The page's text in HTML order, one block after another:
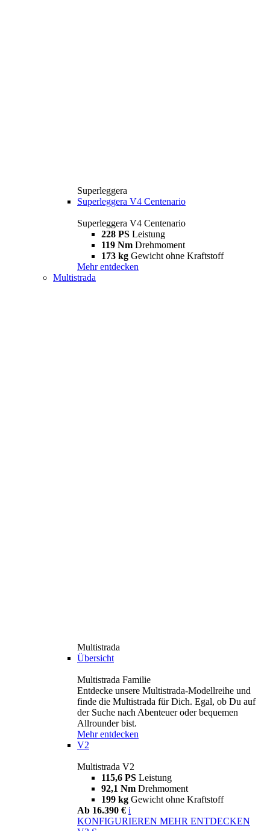
Superleggera
Superleggera V4 Centenario
Superleggera V4 Centenario
228 PS Leistung
119 Nm Drehmoment
173 kg Gewicht ohne Kraftstoff
Mehr entdecken
Multistrada
Multistrada
Übersicht
Multistrada Familie
Entdecke unsere Multistrada-Modellreihe und
finde die Multistrada für Dich. Egal, ob Du auf
der Suche nach Abenteuer oder bequemen
Allrounder bist.
Mehr entdecken
V2
Multistrada V2
115,6 PS Leistung
92,1 Nm Drehmoment
199 kg Gewicht ohne Kraftstoff
Ab 16.390 € i
KONFIGURIEREN MEHR ENTDECKEN